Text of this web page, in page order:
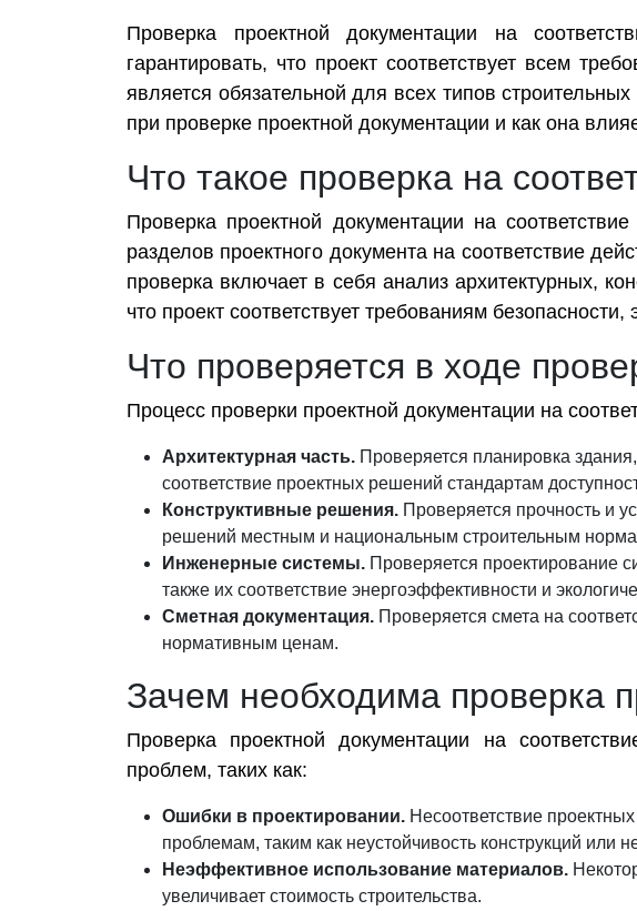
Проверка проектной документации на
гарантировать, что проект соответствует всем
является обязательной для всех типов
при проверке проектной документации и как она
Что такое проверка на
Проверка проектной документации на
разделов проектного документа на соответствие
проверка включает в себя анализ архитектурных,
что проект соответствует требованиям
Что проверяется в ходе
Процесс проверки проектной документации на
Архитектурная часть. Проверяется планировка
соответствие проектных решений стандартам
Конструктивные решения. Проверяется прочность и
решений местным и национальным строительным
Инженерные системы. Проверяется проектирование
также их соответствие энергоэффективности и
Сметная документация. Проверяется смета на
нормативным ценам.
Зачем необходима проверка
Проверка проектной документации на
проблем, таких как:
Ошибки в проектировании. Несоответствие
проблемам, таким как неустойчивость конструкций или
Неэффективное использование материалов.
увеличивает стоимость строительства.